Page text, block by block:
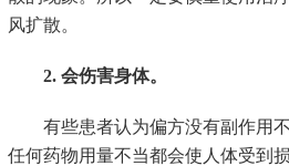
风扩散。
2. 会伤害身体。
有些患者认为偏方没有副作用不
任何药物用量不当都会使人体受到